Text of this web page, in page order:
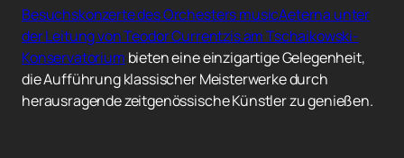
Besuchskonzerte des Orchesters musicAeterna unter
der Leitung von Teodor Currentzis am Tschaikowski-
Konservatorium bieten eine einzigartige Gelegenheit,
die Aufführung klassischer Meisterwerke durch
herausragende zeitgenössische Künstler zu genießen.